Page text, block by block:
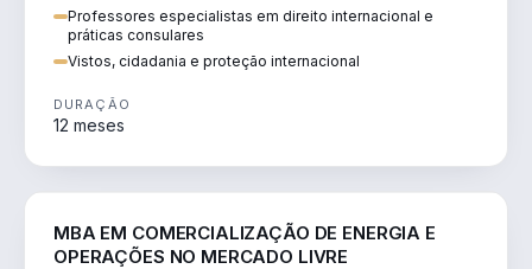
Professores especialistas em direito internacional e
práticas consulares
Vistos, cidadania e proteção internacional
DURAÇÃO
12 meses
MBA EM COMERCIALIZAÇÃO DE ENERGIA E
OPERAÇÕES NO MERCADO LIVRE